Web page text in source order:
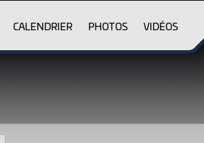
CALENDRIER PHOTOS VIDÉOS